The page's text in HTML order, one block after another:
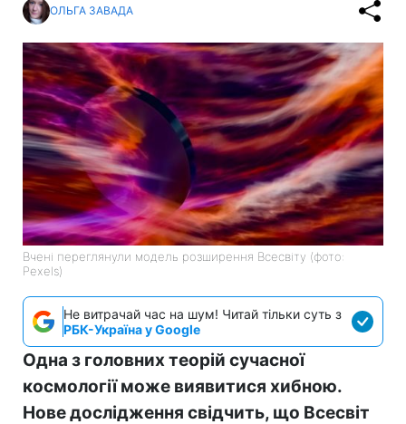
ОЛЬГА ЗАВАДА
Вчені переглянули модель розширення Всесвіту (фото:
Pexels)
Не витрачай час на шум! Читай тільки суть з
РБК-Україна у Google
Одна з головних теорій сучасної
космології може виявитися хибною.
Нове дослідження свідчить, що Всесвіт